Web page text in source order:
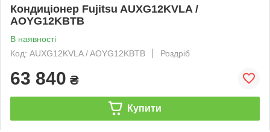
Кондиціонер Fujitsu AUXG12KVLA /
AOYG12KBTB
В наявності
Код: AUXG12KVLA / AOYG12KBTB
Роздріб
63 840 ₴
Купити